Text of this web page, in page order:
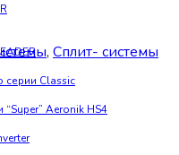
серии Classic
Aeronik HS4
, Сплит- системы